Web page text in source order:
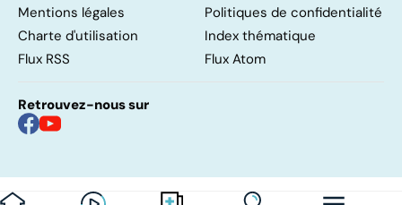
Mentions légales
Politiques de confidentialité
Charte d'utilisation
Index thématique
Flux RSS
Flux Atom
Retrouvez-nous sur